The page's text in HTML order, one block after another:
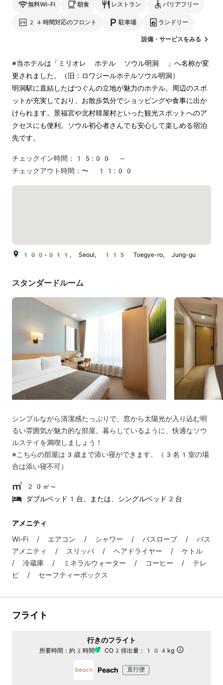
無料Wi-Fi 朝食 レストラン バリアフリー
24時間対応のフロント 駐車場 ランドリー
設備・サービスをみる
※当ホテルは「ミリオレ ホテル ソウル明洞 」へ名称が変
更されました。（旧：ロワジールホテルソウル明洞）
明洞駅に直結したばつぐんの立地が魅力のホテル。周辺のスポ
ットが充実しており、お散歩気分でショッピングや食事に出か
けられます。景福宮や北村韓屋村といった観光スポットへのア
クセスにも便利。ソウル初心者さんでも安心して楽しめる宿泊
先です。
チェックイン時間：
15:00 ～
チェックアウト時間： 〜 11:00
100-011, Seoul, 115 Toegye-ro, Jung-gu
スタンダードルーム
シンプルながら清潔感たっぷりで、窓から太陽光が入り込む明
るい雰囲気が魅力的な部屋。暮らしているように、快適なソウ
ルステイを満喫しましょう！
※こちらの部屋は3歳まで添い寝ができます。（3名1室の場
合は添い寝不可）
20㎡～
ダブルベッド1台、または、シングルベッド2台
アメニティ
Wi-Fi / エアコン / シャワー / バスローブ / バス
アメニティ / スリッパ / ヘアドライヤー / ケトル
/ 冷蔵庫 / ミネラルウォーター / コーヒー / テレ
ビ / セーフティーボックス
フライト
行きのフライト
所要時間： 約2時間 CO2排出量： 104kg
Peach 直行便